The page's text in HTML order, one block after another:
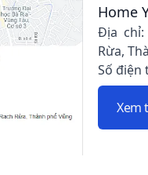
Home
Địa chỉ:
Rừa,
Số điện
Xem